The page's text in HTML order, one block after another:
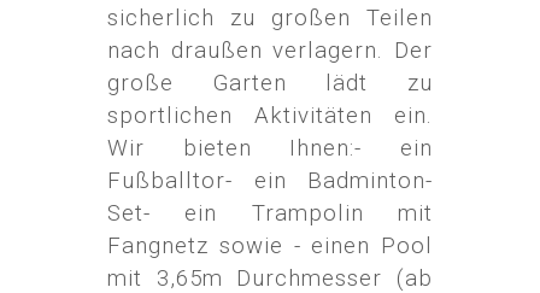
sicherlich zu großen Teilen
nach draußen verlagern. Der
große Garten lädt zu
sportlichen Aktivitäten ein.
Wir bieten Ihnen:- ein
Fußballtor- ein Badminton-
Set- ein Trampolin mit
Fangnetz sowie - einen Pool
mit 3,65m Durchmesser (ab